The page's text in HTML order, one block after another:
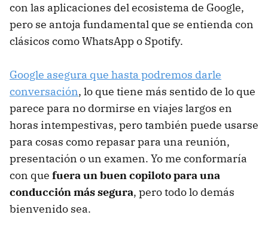
con las aplicaciones del ecosistema de Google,
pero se antoja fundamental que se entienda con
clásicos como WhatsApp o Spotify.
Google asegura que hasta podremos darle
conversación, lo que tiene más sentido de lo que
parece para no dormirse en viajes largos en
horas intempestivas, pero también puede usarse
para cosas como repasar para una reunión,
presentación o un examen. Yo me conformaría
con que fuera un buen copiloto para una
conducción más segura, pero todo lo demás
bienvenido sea.